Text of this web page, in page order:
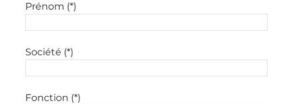
Prénom (*)
Société (*)
Fonction (*)